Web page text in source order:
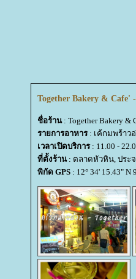
Together Bakery & Cafe'
ชื่อร้าน: Together Bakery &
รายการอาหาร: เค้กมพร้าว
เวลาเปิดบริการ: 11.00 -
ที่ตั้งร้าน: ตลาดหัวหิน, ประ
พิกัด GPS : 12° 34' 15.43" N